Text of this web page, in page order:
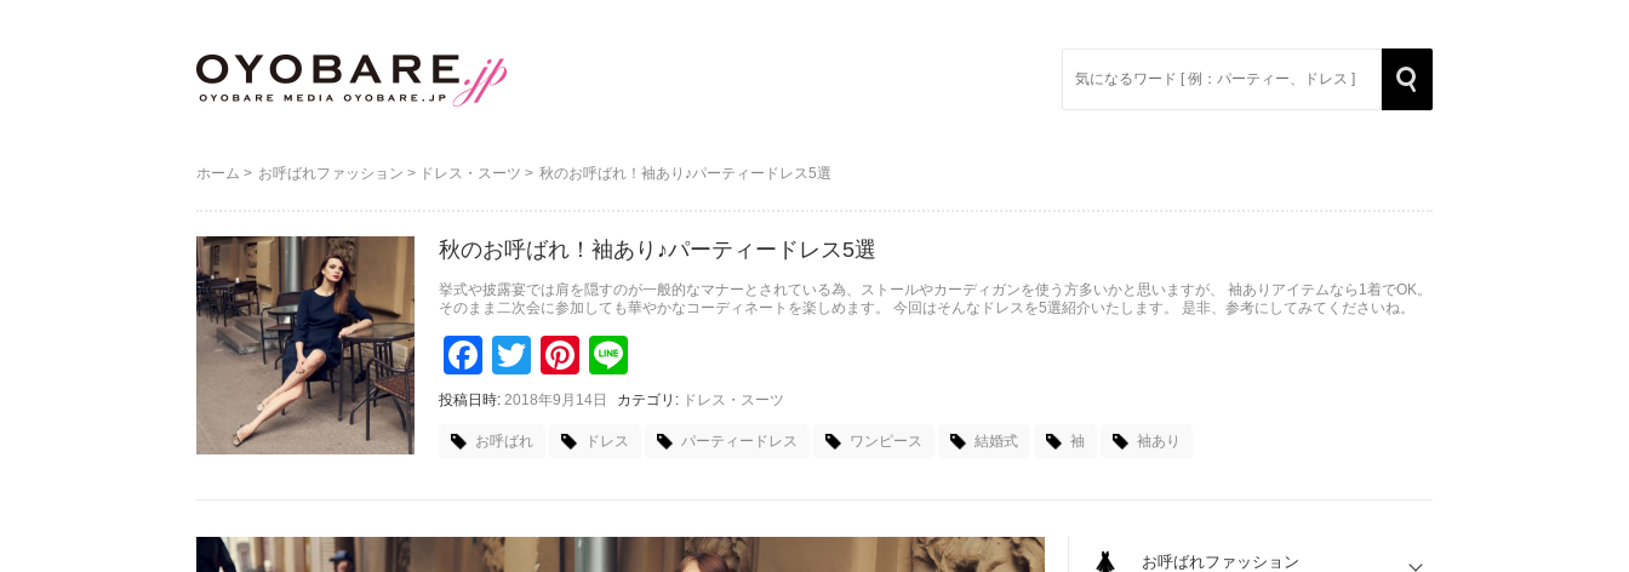
for:
ホーム > お呼ばれファッション > ドレス・スーツ > 秋のお呼ばれ！袖あり♪パーティードレス5選
秋のお呼ばれ！袖あり♪パーティードレス5選
挙式や披露宴では肩を隠すのが一般的なマナーとされている為、ストールやカーディガンを使う方多いかと思いますが、 袖ありアイテムなら1着でOK。
そのまま二次会に参加しても華やかなコーディネートを楽しめます。 今回はそんなドレスを5選紹介いたします。 是非、参考にしてみてくださいね。
FacebookTwitter Pinterest
投稿日時: 2018年9月14日 カテゴリ: ドレス・スーツ
お呼ばれ ドレス パーティードレス ワンピース 結婚式 袖 袖あり
お呼ばれファッション